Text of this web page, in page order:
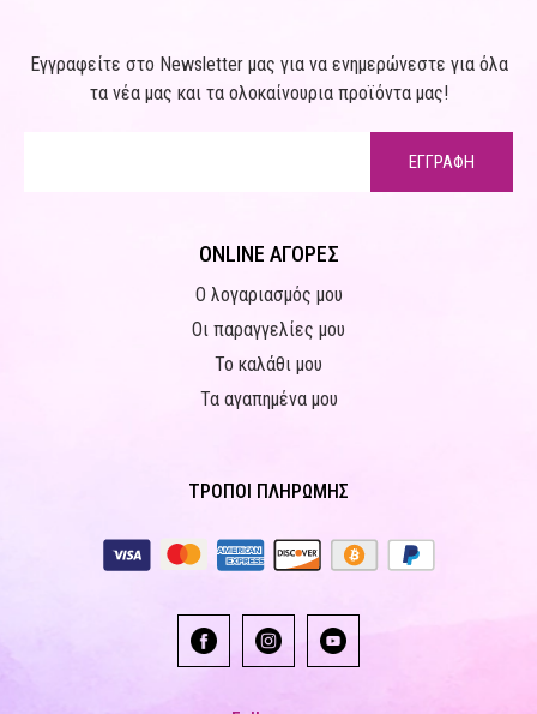
Εγγραφείτε στο Newsletter μας για να ενημερώνεστε για όλα
τα νέα μας και τα ολοκαίνουρια προϊόντα μας!
ΕΓΓΡΑΦΗ
ONLINE ΑΓΟΡΕΣ
Ο λογαριασμός μου
Οι παραγγελίες μου
Το καλάθι μου
Τα αγαπημένα μου
ΤΡΟΠΟΙ ΠΛΗΡΩΜΗΣ